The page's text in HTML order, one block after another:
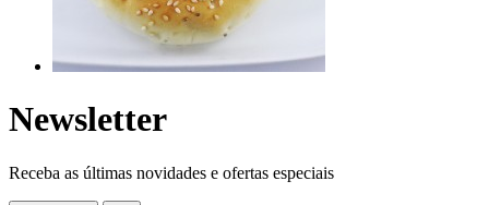
Newsletter
Receba as últimas novidades e ofertas especiais